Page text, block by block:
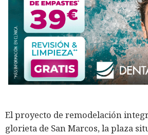
El proyecto de remodelación
glorieta de San Marcos, la plaza